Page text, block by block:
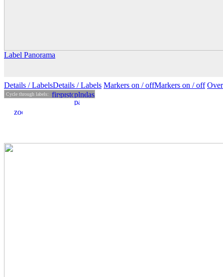
Label Panorama
Details / LabelsDetails /Labels Markers on /offMarkers on / off
Cycle through labels: